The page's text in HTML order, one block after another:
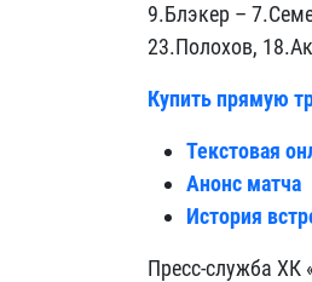
9.Блэкер –
23.Полохов,
Купить прямую
Текстовая
Анонс матча
История
Пресс-служба ХК